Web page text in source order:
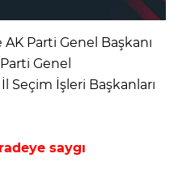
Parti Genel Başkanı
Genel
Seçim İşleri Başkanları
saygı